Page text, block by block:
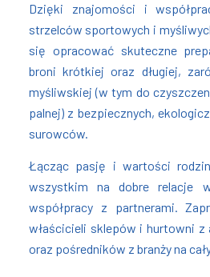
Dzięki znajomości i
strzelców sportowych i
się opracować skuteczne
broni krótkiej oraz długiej,
myśliwskiej (w tym do
palnej) z bezpiecznych,
surowców.
Łącząc pasję i wartości
wszystkim na dobre relacje
współpracy z partnerami.
właścicieli sklepów i hurtowni z
oraz pośredników z branży na